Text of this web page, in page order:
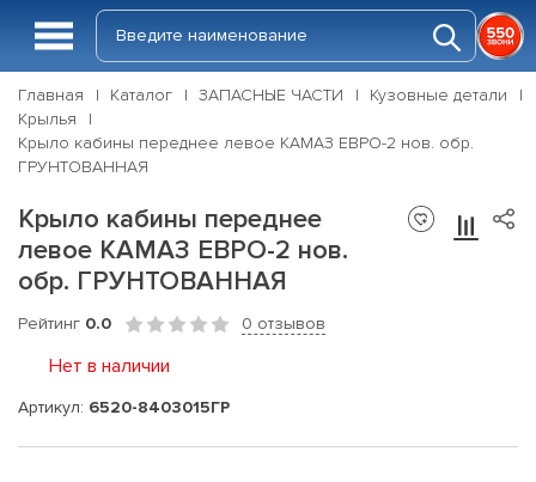
Главная Каталог ЗАПАСНЫЕ ЧАСТИ
Кузовные детали
Крылья
Крыло кабины переднее левое КАМАЗ ЕВРО-2 нов. обр.
ГРУНТОВАННАЯ
Крыло кабины переднее
левое КАМАЗ ЕВРО-2 нов.
обр. ГРУНТОВАННАЯ
Рейтинг 0.0 0 отзывов
Нет в наличии
Артикул: 6520-8403015ГР